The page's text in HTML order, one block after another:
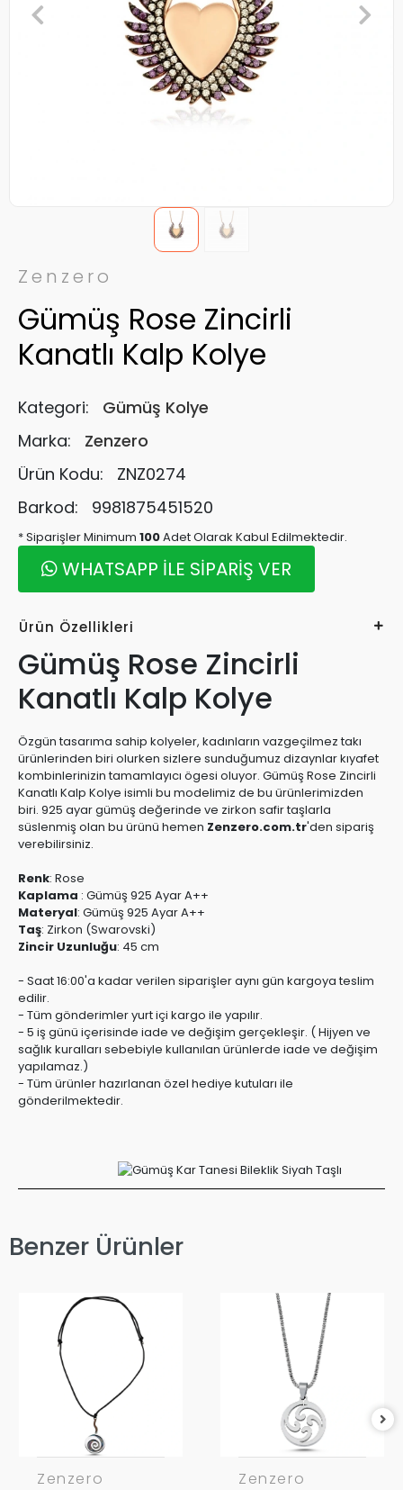
Zenzero
Gümüş Rose Zincirli
Kanatlı Kalp Kolye
Kategori:
Gümüş Kolye
Marka:
Zenzero
Ürün Kodu:
ZNZ0274
Barkod:
9981875451520
* Siparişler Minimum 100Adet Olarak Kabul Edilmektedir.
WHATSAPP İLE SİPARİŞ VER
Ürün Özellikleri
Gümüş Rose Zincirli
Kanatlı Kalp Kolye
Özgün tasarıma sahip kolyeler, kadınların vazgeçilmez takı
ürünlerinden biri olurken sizlere sunduğumuz dizaynlar kıyafet
kombinlerinizin tamamlayıcı ögesi oluyor. Gümüş Rose Zincirli
Kanatlı Kalp Kolye isimli bu modelimiz de bu ürünlerimizden
biri. 925 ayar gümüş değerinde ve zirkon safir taşlarla
süslenmiş olan bu ürünü hemen Zenzero.com.tr'den sipariş
verebilirsiniz.
Renk: Rose
Kaplama : Gümüş 925 Ayar A++
Materyal: Gümüş 925 Ayar A++
Taş: Zirkon (Swarovski)
Zincir Uzunluğu: 45 cm
- Saat 16:00'a kadar verilen siparişler aynı gün kargoya teslim
edilir.
- Tüm gönderimler yurt içi kargo ile yapılır.
- 5 iş günü içerisinde iade ve değişim gerçekleşir. ( Hijyen ve
sağlık kuralları sebebiyle kullanılan ürünlerde iade ve değişim
yapılamaz.)
- Tüm ürünler hazırlanan özel hediye kutuları ile
gönderilmektedir.
Benzer Ürünler
Zenzero Zenzero